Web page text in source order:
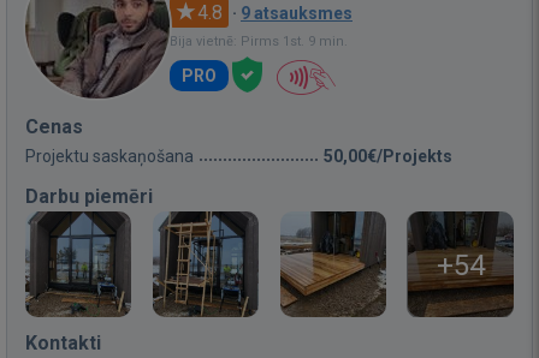
4.8 · 9 atsauksmes
Bija vietnē: Pirms 1st. 9 min.
PRO
Cenas
Projektu saskaņošana 50,00€/Projekts
Darbu piemēri
+54
Kontakti